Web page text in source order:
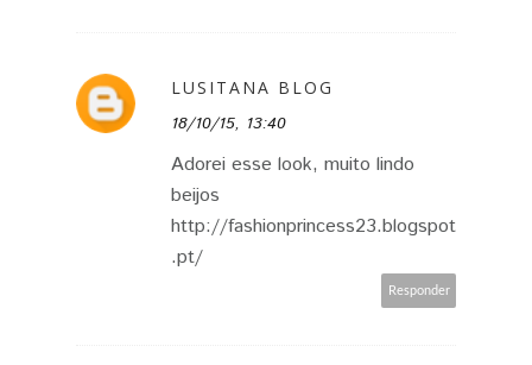
LUSITANA BLOG
18/10/15, 13:40
Adorei esse look, muito lindo
beijos
http://fashionprincess23.blogspot
.pt/
Responder